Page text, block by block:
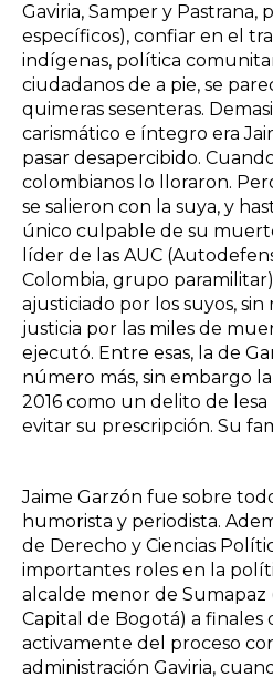
Gaviria, Samper y Pastrana,
específicos), confiar en el
indígenas, política
ciudadanos de a pie, se
quimeras sesenteras.
carismático e íntegro era
pasar desapercibido.
colombianos lo lloraron.
se salieron con la suya, y
único culpable de su
líder de las AUC
Colombia, grupo
ajusticiado por los suyos,
justicia por las miles de
ejecutó. Entre esas, la de
número más, sin embargo
2016 como un delito de
evitar su prescripción. Su
Jaime Garzón fue sobre
humorista y periodista.
de Derecho y Ciencias
importantes roles en la
alcalde menor de Sumapaz
Capital de Bogotá) a finales
activamente del proceso
administración Gaviria,